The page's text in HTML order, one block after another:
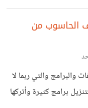
الحاسوب من
والبرامج والتي ربما لا
برامج كثيرة وأتركها